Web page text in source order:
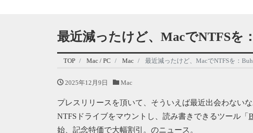
最近減ったけど、MacでNTFSを
TOP Mac / PC Mac 最近減ったけど、MacでNTFSを：
2025年12月9日 Mac
プレスリリースを頂いて、そういえば最近出会わない
NTFSドライブをマウントし、読み書きできるツール「
始、記念特価で大幅割引。のニュース。